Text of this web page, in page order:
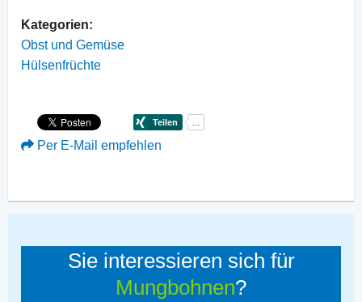
Kategorien:
Obst und Gemüse
Hülsenfrüchte
Per E-Mail empfehlen
Sie interessieren sich für
Mungbohnen?